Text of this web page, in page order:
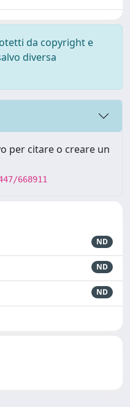
da copyright e
diversa
per citare o creare un
668911
ND
ND
ND